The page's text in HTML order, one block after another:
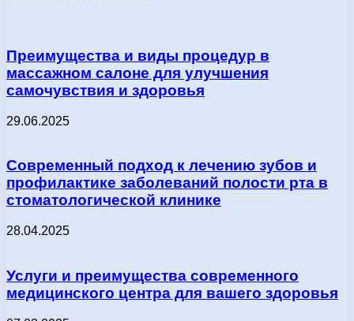
Преимущества и виды процедур в
массажном салоне для улучшения
самочувствия и здоровья
29.06.2025
Современный подход к лечению зубов и
профилактике заболеваний полости рта в
стоматологической клинике
28.04.2025
Услуги и преимущества современного
медицинского центра для вашего здоровья